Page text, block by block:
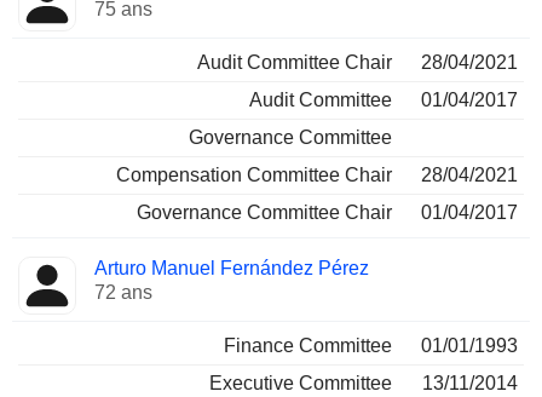
75 ans
Audit Committee Chair
28/04/2021
Audit Committee
01/04/2017
Governance Committee
Compensation Committee Chair
28/04/2021
Governance Committee Chair
01/04/2017
Arturo Manuel Fernández Pérez
72 ans
Finance Committee
01/01/1993
Executive Committee
13/11/2014